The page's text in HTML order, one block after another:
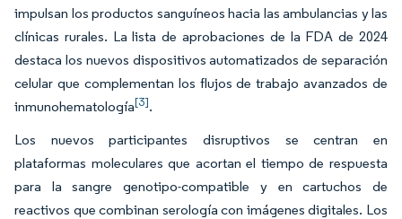
impulsan los productos sanguíneos hacia las ambulancias y las
clínicas rurales. La lista de aprobaciones de la FDA de 2024
destaca los nuevos dispositivos automatizados de separación
celular que complementan los flujos de trabajo avanzados de
inmunohematología[3].
Los nuevos participantes disruptivos se centran en
plataformas moleculares que acortan el tiempo de respuesta
para la sangre genotipo-compatible y en cartuchos de
reactivos que combinan serología con imágenes digitales. Los